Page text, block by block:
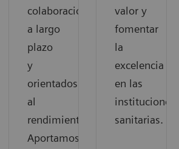
colaboración
a largo
plazo
y
orientados
al
rendimiento.
Aportamos
valor y
fomentar
la
excelencia
en las
instituciones
sanitarias.